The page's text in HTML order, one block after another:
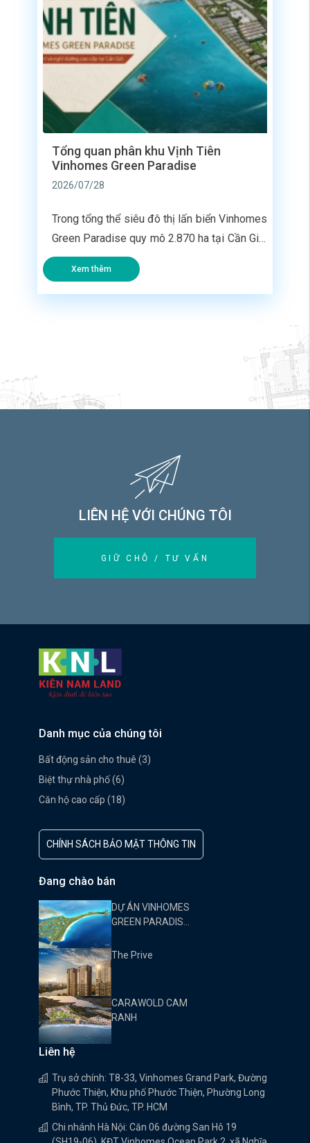
Tổng quan phân khu Vịnh Tiên
Vinhomes Green Paradise
2026/07/28
Trong tổng thể siêu đô thị lấn biển Vinhomes
Green Paradise quy mô 2.870 ha tại Cần Giờ,
phân khu Vịnh Tiên được định vị là lõi trung
tâm giải trí và nghỉ dưỡng cao cấp. Đối với
các nhà đầu tư đang tìm hiểu dự án, việc nắm
Xem thêm
LIÊN HỆ VỚI CHÚNG TÔI
GIỮ CHỖ / TƯ VẤN
Liên hệ
Trụ sở chính: T8-33, Vinhomes Grand Park, Đường
Phước Thiện, Khu phố Phước Thiện, Phường Long
Bình, TP. Thủ Đức, TP. HCM
Chi nhánh Hà Nội: Căn 06 đường San Hô 19
Danh mục của chúng tôi
Bất động sản cho thuê (3)
Biệt thự nhà phố (6)
Căn hộ cao cấp (18)
CHÍNH SÁCH BẢO MẬT THÔNG TIN
Đang chào bán
DỰ ÁN VINHOMES
GREEN PARADISE
The Prive
CARAWOLD CAM
RANH